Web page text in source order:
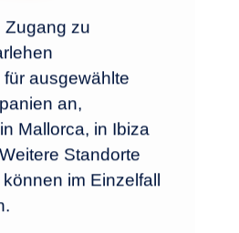
Zugang zu
ausgewählte
an,
Mallorca, in Ibiza
Standorte
im Einzelfall